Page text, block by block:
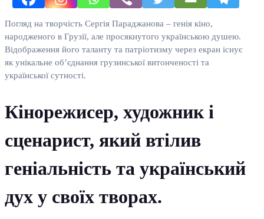
Погляд на творчість Сергія Параджанова – генія кіно,
народженого в Грузії, але просякнутого українською душею.
Відображення його таланту та патріотизму через екран існує
як унікальне об’єднання грузинської витонченості та
української сутності.
Кінорежисер, художник і
сценарист, який втілив
геніальність та український
дух у своїх творах.